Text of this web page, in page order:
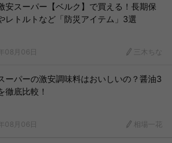
安スーパー【ベルク】で買える！長期保
レトルトなど「防災アイテム」3選
08月06日 三木ちな
ーパーの激安調味料はおいしいの？醤油3
徹底比較！
08月06日 相場一花